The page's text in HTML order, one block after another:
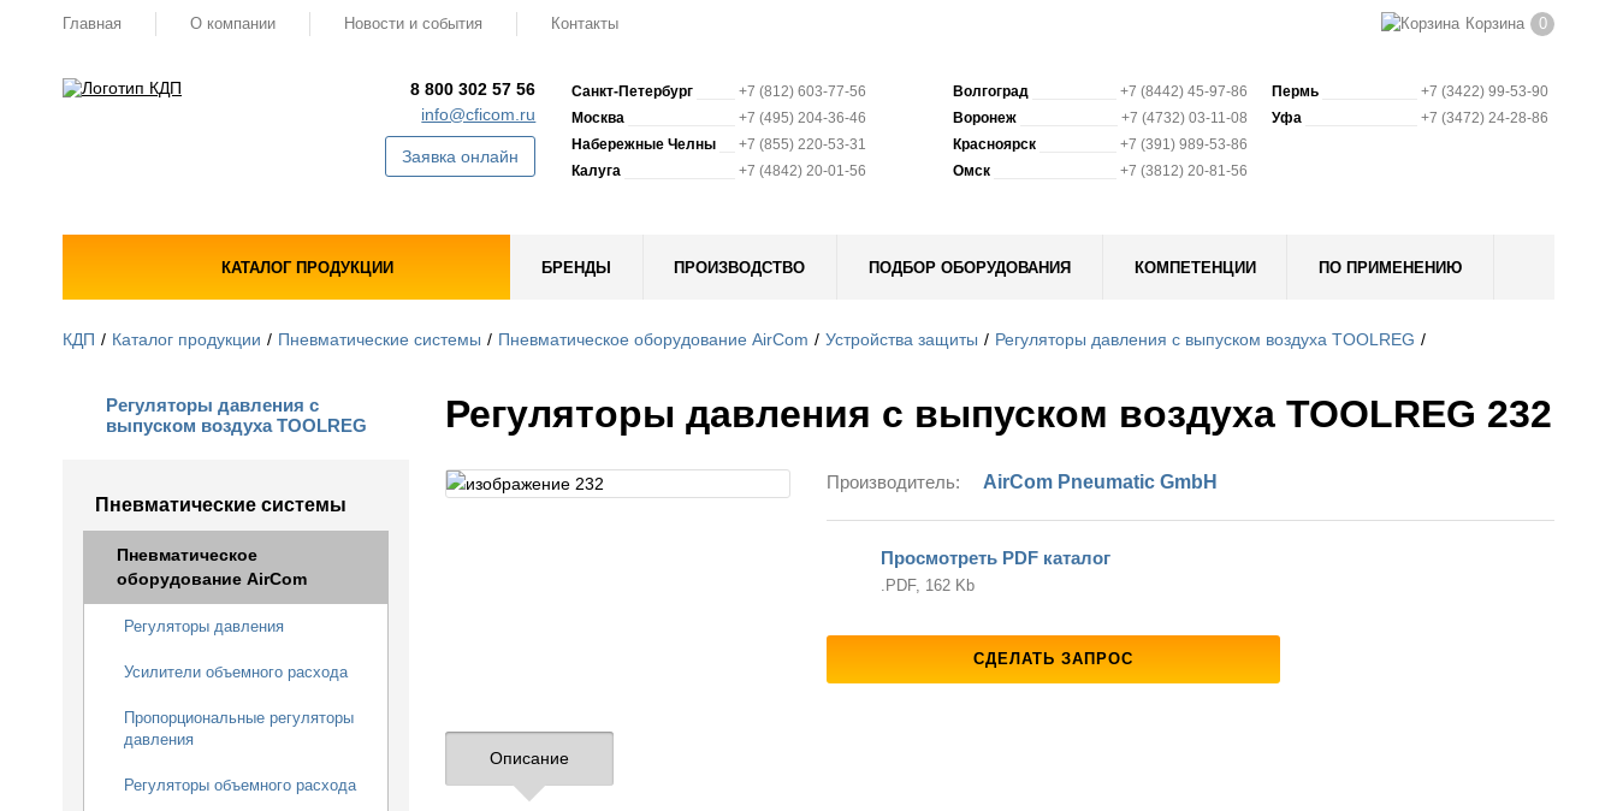
Главная О компании Новости и события Контакты Корзина 0
8 800 302 57 56
info@cficom.ru
Заявка онлайн
Санкт-Петербург
+7 (812) 603-77-56
Москва
+7 (495) 204-36-46
Набережные Челны
+7 (855) 220-53-31
Калуга
+7 (4842) 20-01-56
Волгоград
+7 (8442) 45-97-86
Воронеж
+7 (4732) 03-11-08
Красноярск
+7 (391) 989-53-86
Омск
+7 (3812) 20-81-56
Пермь
+7 (3422) 99-53-90
Уфа
+7 (3472) 24-28-86
КАТАЛОГ ПРОДУКЦИИ БРЕНДЫ ПРОИЗВОДСТВО ПОДБОР ОБОРУДОВАНИЯ КОМПЕТЕНЦИИ ПО ПРИМЕНЕНИЮ
КДП Каталог продукции Пневматические системы Пневматическое оборудование AirCom Устройства защиты Регуляторы давления с выпуском воздуха TOOLREG
Регуляторы давления с
выпуском воздуха TOOLREG
Пневматические системы
Пневматическое
оборудование AirCom
Регуляторы давления
Усилители объемного расхода
Пропорциональные регуляторы
давления
Регуляторы объемного расхода
Регуляторы давления с выпуском воздуха TOOLREG 232
Производитель: AirCom Pneumatic GmbH
Просмотреть PDF каталог
.PDF, 162 Kb
СДЕЛАТЬ ЗАПРОС
Описание